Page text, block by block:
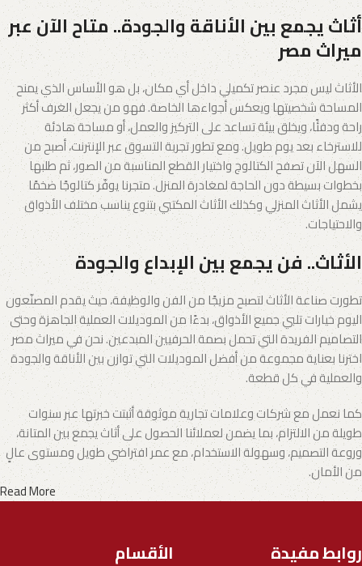
أثاث يجمع بين الأناقة والجودة.. متاح الآن عبر
ميراث مصر
الأثاث ليس مجرد عنصر تكميلي داخل أي مكان، بل هو الأساس الذي يمنح
المساحة شخصيتها ويعكس أجواءها الخاصة. فهو من يجعل الغرف أكثر
راحة ودفئًا، ويخلق بيئة تساعد على التركيز والعمل، أو مساحة هادئة
للاسترخاء بعد يوم طويل. ومع تطور تجربة التسوق عبر الإنترنت، أصبح من
السهل الآن تصفح الكتالوج واختيار القطع المناسبة من الصور، ثم طلبها
بخطوات بسيطة دون الحاجة لمغادرة المنزل. متجرنا يوفّر كتالوجًا ضخمًا
يشمل الأثاث المنزلي وكذلك الأثاث المكتبي بتنوع يناسب مختلف الأذواق
والاحتياجات.
الأثاث.. فن يجمع بين الإبداع والجودة
تطورت صناعة الأثاث لتصبح مزيجًا من الفن والوظيفة، حيث يقدم المصنّعون
اليوم خيارات تلبي جميع الأذواق، بدءًا من الموديلات العملية الجاهزة وحتى
التصاميم الفريدة التي تحمل بصمة الحرفيين المبدعين. نحن في ميراث مصر
اخترنا بعناية مجموعة من أفضل الموديلات التي توازن بين الأناقة والجودة
والعملية في كل قطعة.
كما نعمل مع شركات وعلامات تجارية موثوقة أثبتت خبرتها عبر سنوات
طويلة من الالتزام، بما يضمن لعملائنا الحصول على أثاث يجمع بين المتانة،
وروعة التصميم، وسهولة الاستخدام، مع عمر افتراضي طويل ومستوى عالٍ
من الأمان.
Read More
روابط مفيدة الأقسام